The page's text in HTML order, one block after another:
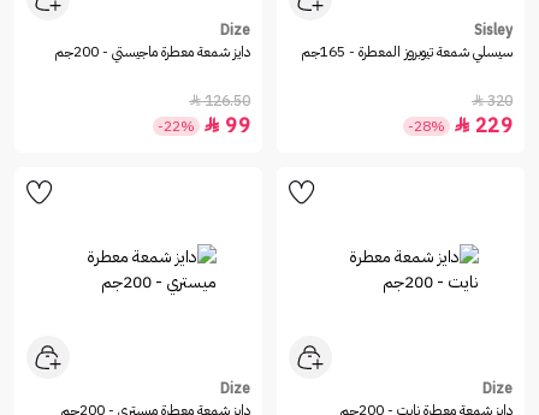
Sisley
سيسلي شمعة تيوبروز المعطرة - 165جم
320

229

-28%
Dize
دايز شمعة معطرة ماجيستي - 200جم
126.50

99

-22%
Dize
دايز شمعة معطرة نايت - 200جم
Dize
دايز شمعة معطرة ميستري - 200جم